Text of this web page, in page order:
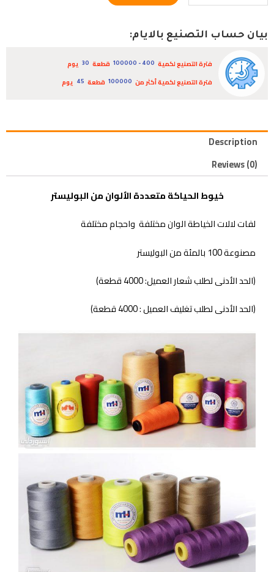
بيان حساب التصنيع بالايام:
فترة التصنيع لكمية 400 - 100000 قطعة 30
يوم
فترة التصنيع لكمية أكثر من
100000 قطعة 45 يوم
Description
Reviews (0)
خيوط الحياكة متعددة الألوان من البوليستر
لفات لالات الخياطة الوان مختلفة واحجام مختلفة
مصنوعة 100 بالمئة من البوليستر
(الحد الأدنى لطلب شعار العميل: 4000 قطعة)
(الحد الأدنى لطلب تغليف العميل : 4000 قطعة)